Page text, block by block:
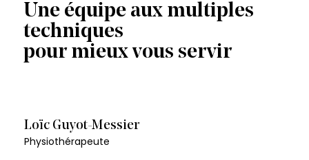
Une équipe aux multiples
techniques
pour mieux vous servir
Loïc Guyot-Messier
Physiothérapeute